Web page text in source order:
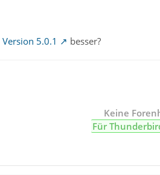
Version 5.0.1 besser?
Keine
Für